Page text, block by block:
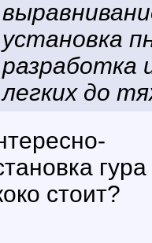
установка
разработка
легких до
стоит?